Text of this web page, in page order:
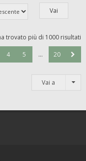
trovato più di 1000 risultati
4 5 … 20
Vai a